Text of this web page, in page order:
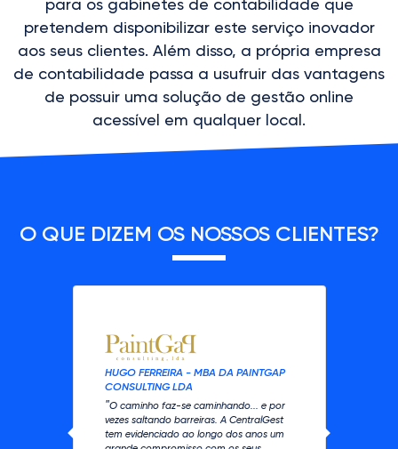
para os gabinetes de contabilidade que
pretendem disponibilizar este serviço inovador
aos seus clientes. Além disso, a própria empresa
de contabilidade passa a usufruir das vantagens
de possuir uma solução de gestão online
acessível em qualquer local.
O QUE DIZEM OS NOSSOS CLIENTES?
HUGO FERREIRA - MBA DA PAINTGAP
CONSULTING LDA
"O caminho faz-se caminhando... e por
vezes saltando barreiras. A CentralGest
tem evidenciado ao longo dos anos um
Previous Next